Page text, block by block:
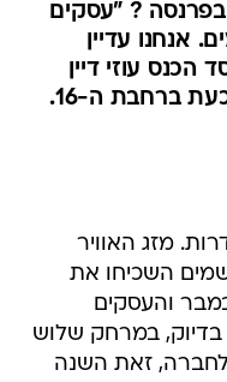
בפרנסה ? "עסקים
אנחנו עדיין
עוזי דיין
נשאר אופטימי: "אנו נמצאים כעת ברחבת ה-16.
מזג האוויר
השכיחו את
והעסקים
בדיוק, במרחק שלוש
לחברה, זאת השנה